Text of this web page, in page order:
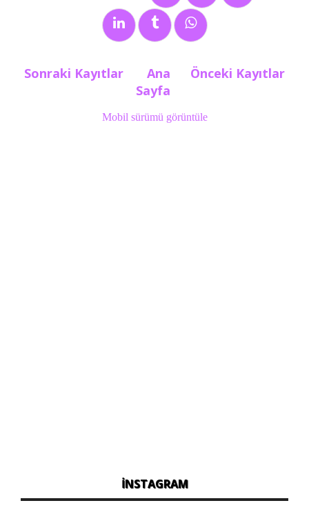
Etiketler:PET ŞİŞE,sosyal-yardım
YEDİKULE
Sonraki Kayıtlar Önceki Kayıtlar
Ana
Sayfa
Mobil sürümü görüntüle
İNSTAGRAM